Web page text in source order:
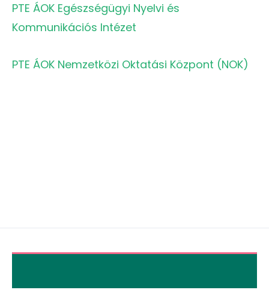
PTE ÁOK Egészségügyi Nyelvi és
Kommunikációs Intézet
PTE ÁOK Nemzetközi Oktatási Központ (NOK)